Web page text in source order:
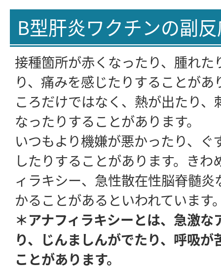
B型肝炎ワクチンの副
接種箇所が赤くなったり、腫れた
り、痛みを感じたりすることがあ
ころだけではなく、熱が出たり
なったりすることがあります。
いつもより機嫌が悪かったり、ぐ
したりすることがあります。きわ
ィラキシー、急性散在性脳脊髄
かることがあるといわれています
＊アナフィラキシーとは、急激
り、じんましんがでたり、呼吸
ことがあります。